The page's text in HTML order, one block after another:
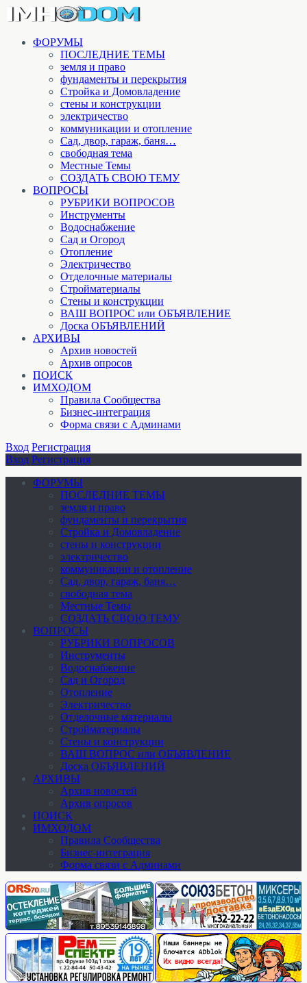
ФОРУМЫ
ПОСЛЕДНИЕ ТЕМЫ
земля и право
фундаменты и перекрытия
Стройка и Домовладение
стены и конструкции
электричество
коммуникации и отопление
Cад, двор, гараж, баня…
свободная тема
Местные Темы
СОЗДАТЬ СВОЮ ТЕМУ
ВОПРОСЫ
РУБРИКИ ВОПРОСОВ
Инструменты
Водоснабжение
Сад и Огород
Отопление
Электричество
Отделочные материалы
Стройматериалы
Стены и конструкции
ВАШ ВОПРОС или ОБЪЯВЛЕНИЕ
Доска ОБЪЯВЛЕНИЙ
АРХИВЫ
Архив новостей
Архив опросов
ПОИСК
ИМХОДОМ
Правила Сообщества
Бизнес-интеграция
Форма связи с Админами
Вход Регистрация
Вход Регистрация
ФОРУМЫ
ПОСЛЕДНИЕ ТЕМЫ
земля и право
фундаменты и перекрытия
Стройка и Домовладение
стены и конструкции
электричество
коммуникации и отопление
Cад, двор, гараж, баня…
свободная тема
Местные Темы
СОЗДАТЬ СВОЮ ТЕМУ
ВОПРОСЫ
РУБРИКИ ВОПРОСОВ
Инструменты
Водоснабжение
Сад и Огород
Отопление
Электричество
Отделочные материалы
Стройматериалы
Стены и конструкции
ВАШ ВОПРОС или ОБЪЯВЛЕНИЕ
Доска ОБЪЯВЛЕНИЙ
АРХИВЫ
Архив новостей
Архив опросов
ПОИСК
ИМХОДОМ
Правила Сообщества
Бизнес-интеграция
Форма связи с Админами